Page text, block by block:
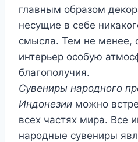
главным образом
несущие в себе
смысла. Тем не менее,
интерьер особую
благополучия.
Сувениры народного
Индонезии можно
всех частях мира. Все
народные сувениры